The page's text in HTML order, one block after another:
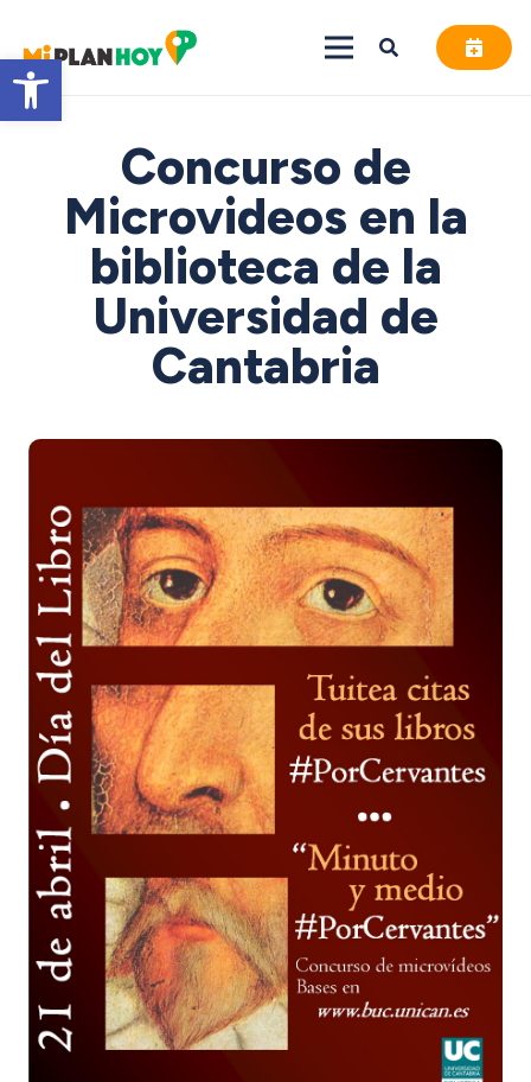
Abrir barra de herramientas
Concurso de
Microvideos en la
biblioteca de la
Universidad de
Cantabria